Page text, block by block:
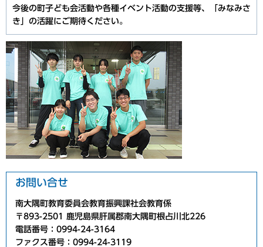
今後の町子ども会活動や各種イベント活動の支援等、「みなみさ
き」の活躍にご期待ください。
お問い合せ
南大隅町教育委員会教育振興課社会教育係
〒893-2501 鹿児島県肝属郡南大隅町根占川北226
電話番号：0994-24-3164
ファクス番号：0994-24-3119